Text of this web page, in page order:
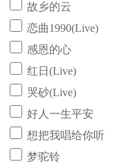
故乡的云
恋曲1990(Live)
感恩的心
红日(Live)
哭砂(Live)
好人一生平安
想把我唱给你听
梦驼铃